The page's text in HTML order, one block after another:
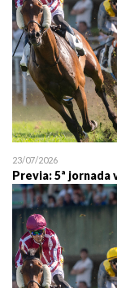
23/07/2026
Previa: 5ª jornada